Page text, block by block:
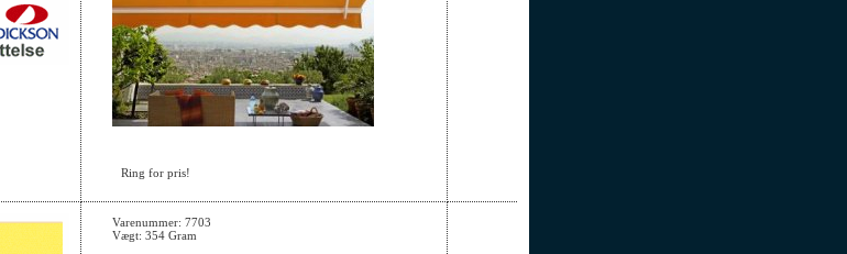
Ring for pris!
Varenummer: 7703
Vægt: 354 Gram